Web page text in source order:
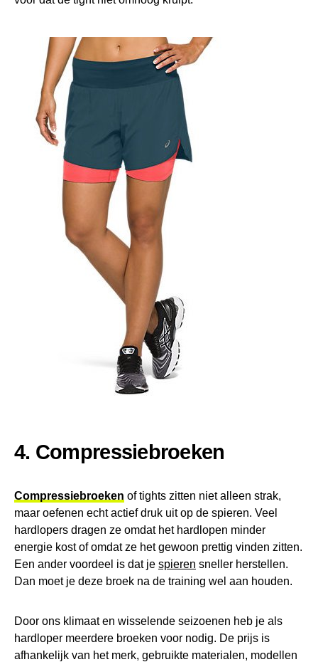
4. Compressiebroeken
Compressiebroeken of tights zitten niet alleen strak,
maar oefenen echt actief druk uit op de spieren. Veel
hardlopers dragen ze omdat het hardlopen minder
energie kost of omdat ze het gewoon prettig vinden zitten.
Een ander voordeel is dat je spieren sneller herstellen.
Dan moet je deze broek na de training wel aan houden.
Door ons klimaat en wisselende seizoenen heb je als
hardloper meerdere broeken voor nodig. De prijs is
afhankelijk van het merk, gebruikte materialen, modellen